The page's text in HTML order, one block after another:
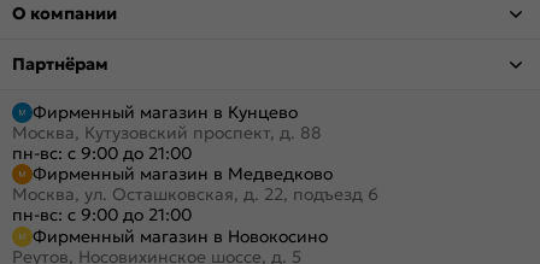
О компании
Партнёрам
Фирменный магазин в Кунцево
Москва, Кутузовский проспект, д. 88
пн-вс: с 9:00 до 21:00
Фирменный магазин в Медведково
Москва, ул. Осташковская, д. 22, подъезд 6
пн-вс: с 9:00 до 21:00
Фирменный магазин в Новокосино
Реутов, Носовихинское шоссе, д. 5